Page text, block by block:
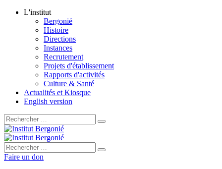
L'institut
Bergonié
Histoire
Directions
Instances
Recrutement
Projets d'établissement
Rapports d'activités
Culture & Santé
Actualités et Kiosque
English version
Rechercher :
Rechercher :
Faire un don